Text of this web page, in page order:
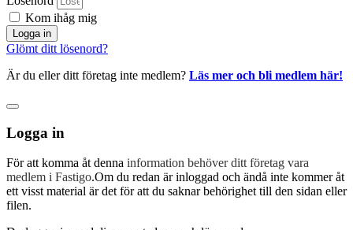
Kom ihåg mig
Logga in
Glömt ditt lösenord?
Är du eller ditt företag inte medlem? Läs mer och bli medlem här!
Logga in
För att komma åt denna information behöver ditt företag vara
medlem i Fastigo.Om du redan är inloggad och ändå inte kommer åt
ett visst material är det för att du saknar behörighet till den sidan eller
filen.